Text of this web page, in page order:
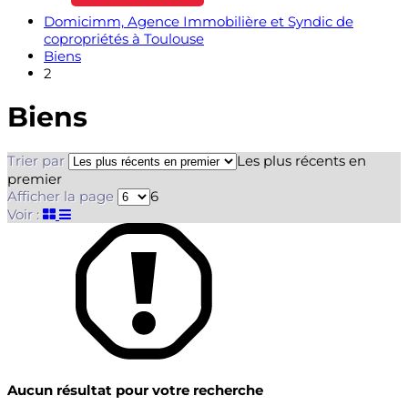
Domicimm, Agence Immobilière et Syndic de
copropriétés à Toulouse
Biens
2
Biens
Trier par
Les plus récents en
premier
Afficher la page
6
Voir :
Aucun résultat pour votre recherche